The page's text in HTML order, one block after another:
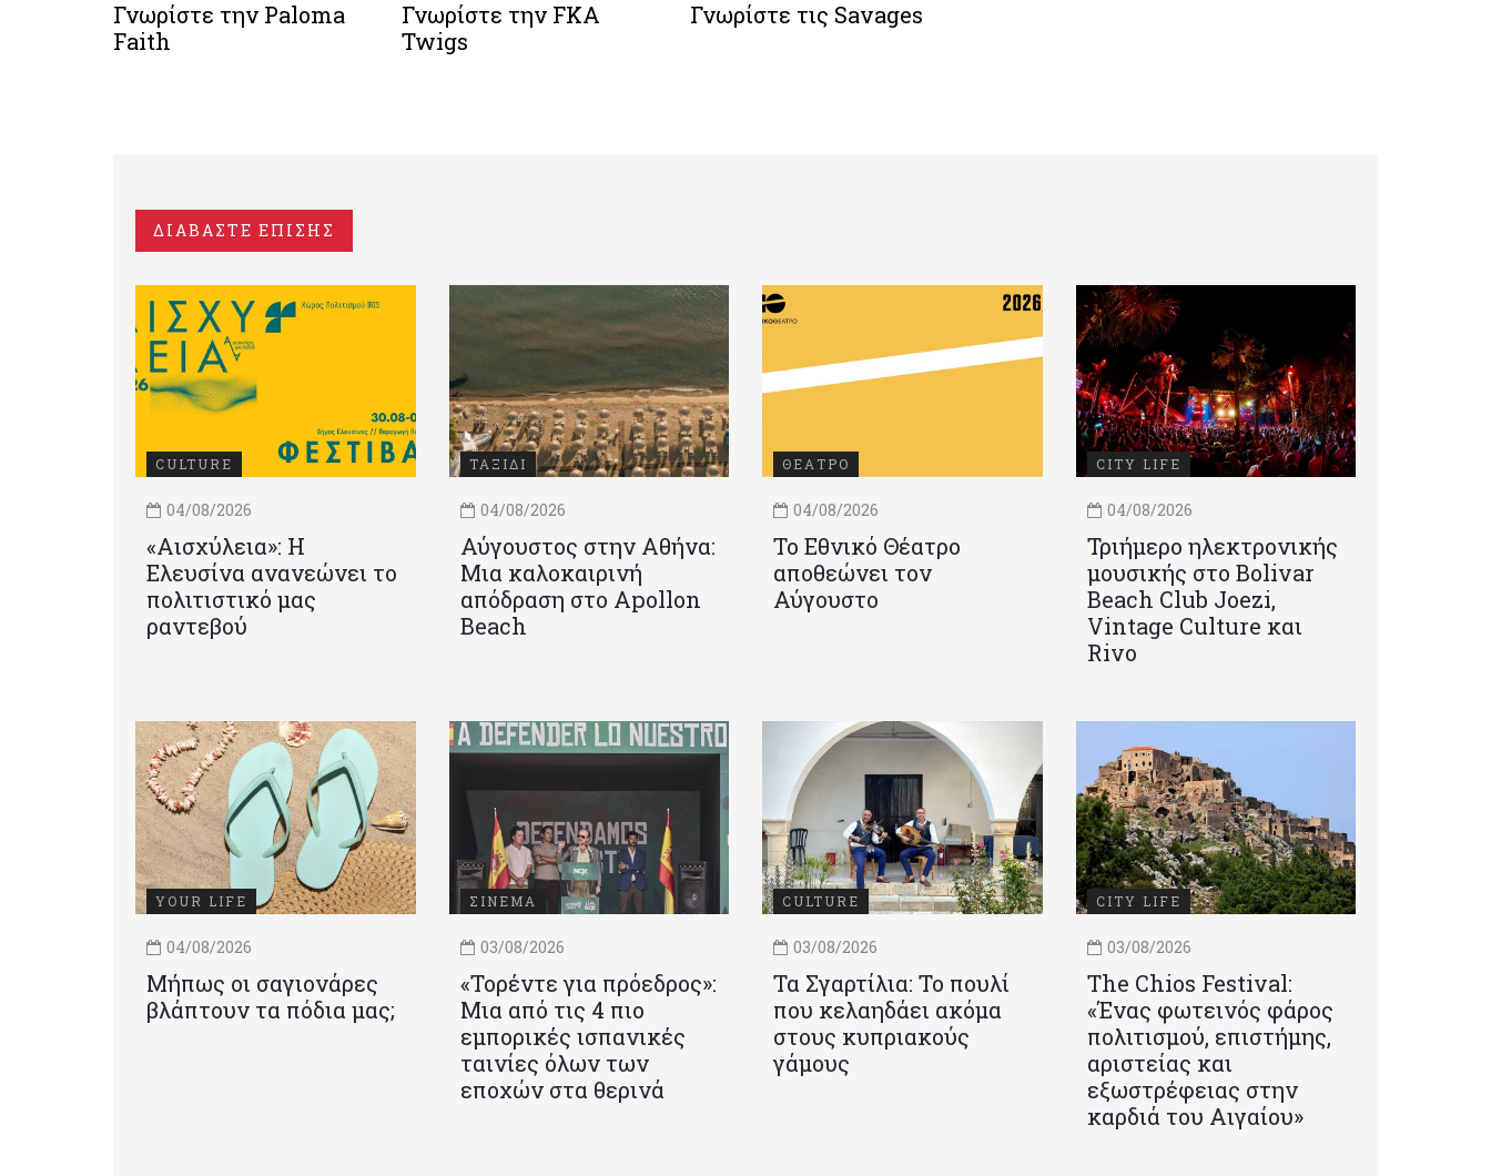
Γνωρίστε την Paloma
Faith
Γνωρίστε την FKA
Twigs
Γνωρίστε τις Savages
ΔΙΑΒΑΣΤΕ ΕΠΙΣΗΣ
CULTURE
04/08/2026
«Αισχύλεια»: Η
Ελευσίνα ανανεώνει το
πολιτιστικό μας
ραντεβού
ΤΑΞΙΔΙ
04/08/2026
Αύγουστος στην Αθήνα:
Μια καλοκαιρινή
απόδραση στο Apollon
Beach
ΘΕΑΤΡΟ
04/08/2026
Το Εθνικό Θέατρο
αποθεώνει τον
Αύγουστο
CITY LIFE
04/08/2026
Τριήμερο ηλεκτρονικής
μουσικής στο Bolivar
Beach Club Joezi,
Vintage Culture και
Rivo
YOUR LIFE
04/08/2026
Μήπως οι σαγιονάρες
βλάπτουν τα πόδια μας;
ΣΙΝΕΜΑ
03/08/2026
«Τορέντε για πρόεδρος»:
Mια από τις 4 πιο
εμπορικές ισπανικές
ταινίες όλων των
εποχών στα θερινά
CULTURE
03/08/2026
Τα Σγαρτίλια: Το πουλί
που κελαηδάει ακόμα
στους κυπριακούς
γάμους
CITY LIFE
03/08/2026
Τhe Chios Festival:
«Ένας φωτεινός φάρος
πολιτισμού, επιστήμης,
αριστείας και
εξωστρέφειας στην
καρδιά του Αιγαίου»